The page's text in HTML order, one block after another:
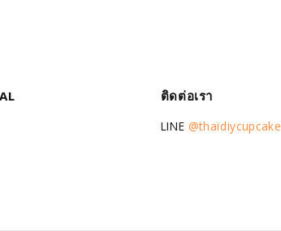
ติดต่อเรา
LINE @thaidiycupcake